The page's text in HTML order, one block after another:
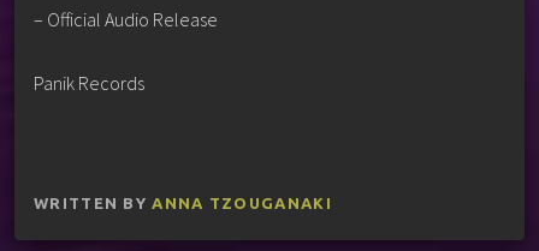
– Official Audio Release
Panik Records
WRITTEN BYANNA TZOUGANAKI